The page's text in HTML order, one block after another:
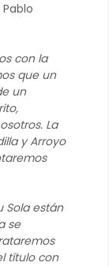
con la
que un
un
La
y Arroyo
Sola están
se
título con